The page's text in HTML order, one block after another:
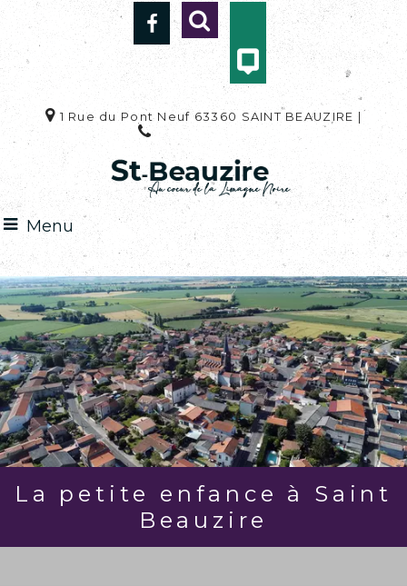
1 Rue du Pont Neuf 63360 SAINT BEAUZIRE |
04 73 33 92 59
Menu
La petite enfance à Saint
Beauzire